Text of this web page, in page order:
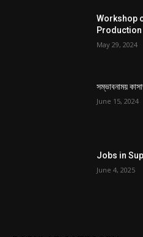
Workshop
Production
May 29, 2024
সম্ভাবনাময়
June 15, 2024
Jobs in
June 4, 2025